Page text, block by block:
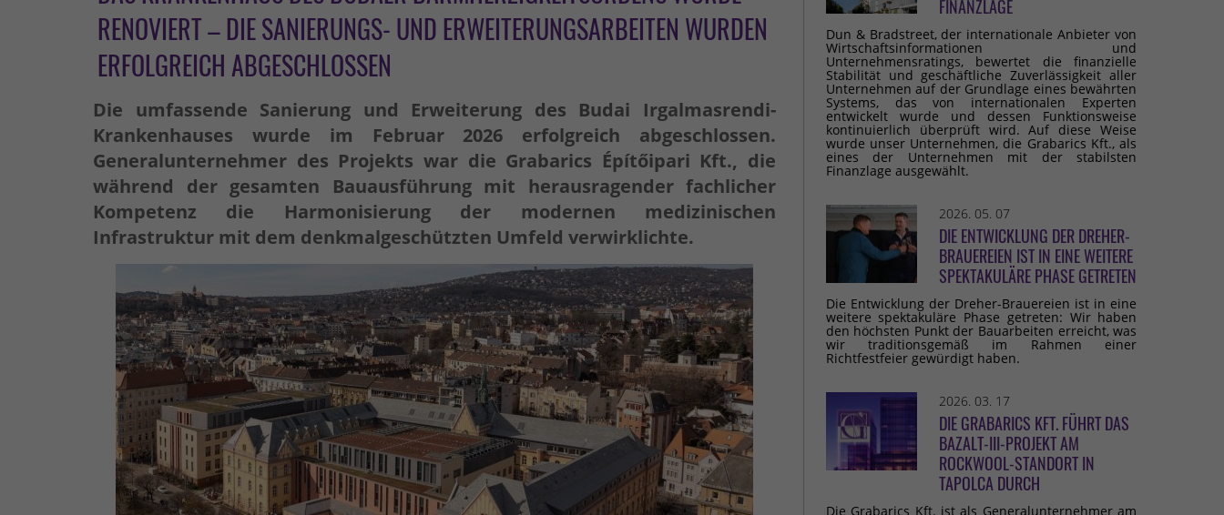
RENOVIERT – DIE SANIERUNGS- UND ERWEITERUNGSARBEITEN WURDEN
ERFOLGREICH ABGESCHLOSSEN
Die umfassende Sanierung und Erweiterung des Budai Irgalmasrendi-
Krankenhauses wurde im Februar 2026 erfolgreich abgeschlossen.
Generalunternehmer des Projekts war die Grabarics Építőipari Kft., die
während der gesamten Bauausführung mit herausragender fachlicher
Kompetenz die Harmonisierung der modernen medizinischen
Infrastruktur mit dem denkmalgeschützten Umfeld verwirklichte.
FINANZLAGE
Dun & Bradstreet, der internationale Anbieter von
Wirtschaftsinformationen und
Unternehmensratings, bewertet die finanzielle
Stabilität und geschäftliche Zuverlässigkeit aller
Unternehmen auf der Grundlage eines bewährten
Systems, das von internationalen Experten
entwickelt wurde und dessen Funktionsweise
kontinuierlich überprüft wird. Auf diese Weise
wurde unser Unternehmen, die Grabarics Kft., als
eines der Unternehmen mit der stabilsten
Finanzlage ausgewählt.
2026. 05. 07
DIE ENTWICKLUNG DER DREHER-
BRAUEREIEN IST IN EINE WEITERE
SPEKTAKULÄRE PHASE GETRETEN
Die Entwicklung der Dreher-Brauereien ist in eine
weitere spektakuläre Phase getreten: Wir haben
den höchsten Punkt der Bauarbeiten erreicht, was
wir traditionsgemäß im Rahmen einer
Richtfestfeier gewürdigt haben.
2026. 03. 17
DIE GRABARICS KFT. FÜHRT DAS
BAZALT-III-PROJEKT AM
ROCKWOOL-STANDORT IN
TAPOLCA DURCH
Die Grabarics Kft. ist als Generalunternehmer am